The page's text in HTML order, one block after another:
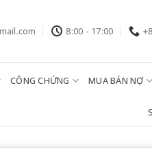
8:00 - 17:00
CÔNG CHỨNG MUA BÁN NỢ